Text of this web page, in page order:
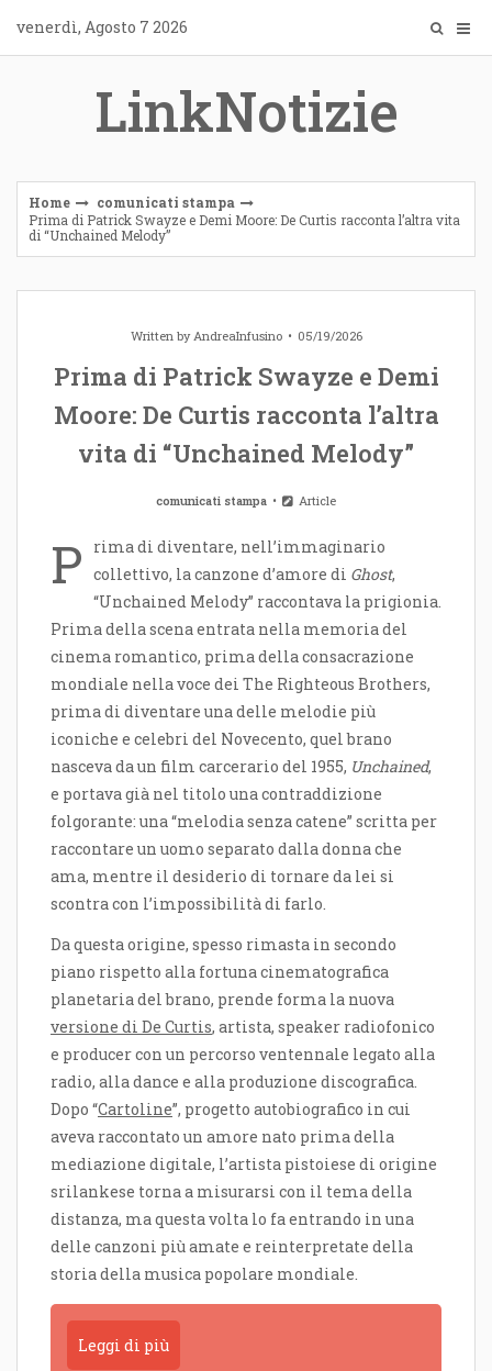
content
venerdì, Agosto 7 2026
LinkNotizie
Home
comunicati stampa
Prima di Patrick Swayze e Demi Moore: De Curtis racconta l’altra vita
di “Unchained Melody”
Written byAndreaInfusino 05/19/2026
Prima di Patrick Swayze e Demi
Moore: De Curtis racconta l’altra
vita di “Unchained Melody”
comunicati stampa Article
P
rima di diventare, nell’immaginario
collettivo, la canzone d’amore di Ghost,
“Unchained Melody” raccontava la prigionia.
Prima della scena entrata nella memoria del
cinema romantico, prima della consacrazione
mondiale nella voce dei The Righteous Brothers,
prima di diventare una delle melodie più
iconiche e celebri del Novecento, quel brano
nasceva da un film carcerario del 1955, Unchained,
e portava già nel titolo una contraddizione
folgorante: una “melodia senza catene” scritta per
raccontare un uomo separato dalla donna che
ama, mentre il desiderio di tornare da lei si
scontra con l’impossibilità di farlo.
Da questa origine, spesso rimasta in secondo
piano rispetto alla fortuna cinematografica
planetaria del brano, prende forma la nuova
versione di De Curtis, artista, speaker radiofonico
e producer con un percorso ventennale legato alla
radio, alla dance e alla produzione discografica.
Dopo “Cartoline”, progetto autobiografico in cui
aveva raccontato un amore nato prima della
mediazione digitale, l’artista pistoiese di origine
srilankese torna a misurarsi con il tema della
distanza, ma questa volta lo fa entrando in una
delle canzoni più amate e reinterpretate della
storia della musica popolare mondiale.
Leggi di più